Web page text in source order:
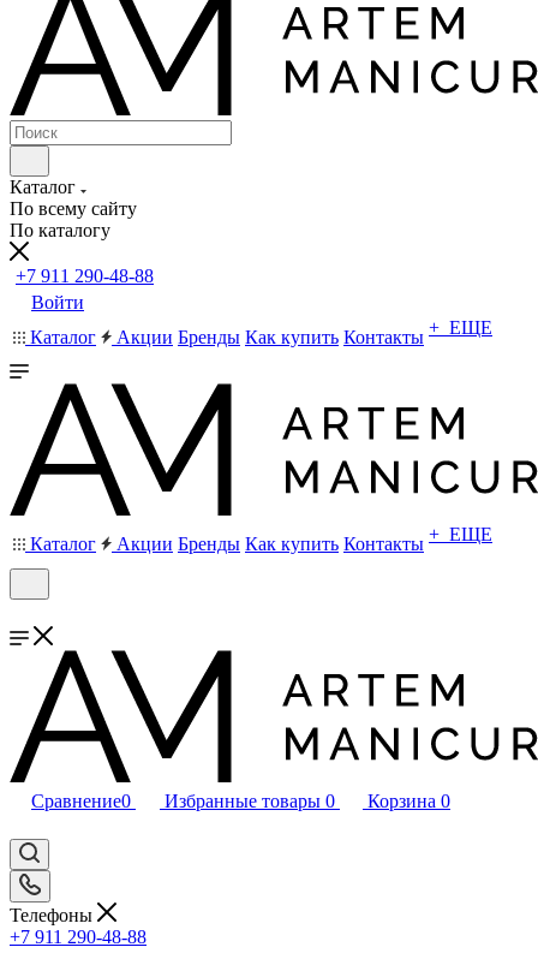
Каталог
По всему сайту
По каталогу
+7 911 290-48-88
Войти
Каталог
Акции Бренды Как купить Контакты + ЕЩЕ
Каталог Акции Бренды Как купить Контакты + ЕЩЕ
Сравнение0 Избранные товары 0 Корзина 0
Телефоны
+7 911 290-48-88